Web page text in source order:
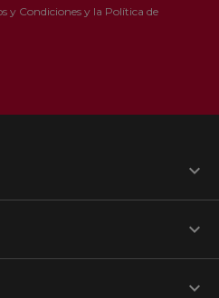
y Condiciones y la Política de


